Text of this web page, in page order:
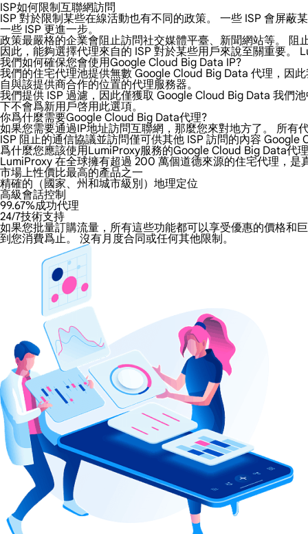
ISP如何限制互聯網訪問
ISP 對於限制某些在線活動也有不同的政策。 一些 ISP 會屏
一些 ISP 更進一步。
政策最嚴格的企業會阻止訪問社交媒體平臺、新聞網站等。
因此，能夠選擇代理來自的 ISP 對於某些用戶來說至關重要
我們如何確保您會使用Google Cloud Big Data IP?
我們的住宅代理池提供無數 Google Cloud Big Data 代理，因
自與該提供商合作的位置的代理服務器。
我們提供 ISP 過濾，因此僅獲取 Google Cloud Big Data 我們
下不會爲新用戶啓用此選項。
你爲什麼需要Google Cloud Big Data代理?
如果您需要通過IP地址訪問互聯網，那麼您來對地方了。 所
ISP 阻止的通信協議並訪問僅可供其他 ISP 訪問的內容 Google
爲什麼您應該使用LumiProxy服務的Google Cloud Big Data代
LumiProxy 在全球擁有超過 200 萬個道德來源的住宅代理，
市場上性價比最高的產品之一
精確的（國家、州和城市級別）地理定位
高級會話控制
99.67%成功代理
24/7技術支持
如果您批量訂購流量，所有這些功能都可以享受優惠的價格和
到您消費爲止。 沒有月度合同或任何其他限制。